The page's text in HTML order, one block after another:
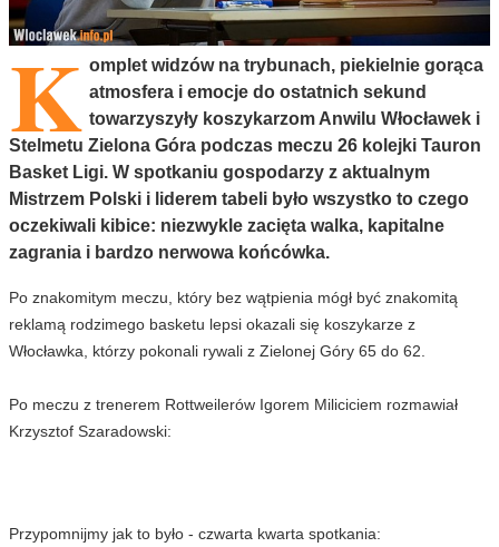
K omplet widzów na trybunach, piekielnie gorąca
atmosfera i emocje do ostatnich sekund
towarzyszyły koszykarzom Anwilu Włocławek i
Stelmetu Zielona Góra podczas meczu 26 kolejki Tauron
Basket Ligi. W spotkaniu gospodarzy z aktualnym
Mistrzem Polski i liderem tabeli było wszystko to czego
oczekiwali kibice: niezwykle zacięta walka, kapitalne
zagrania i bardzo nerwowa końcówka.
Po znakomitym meczu, który bez wątpienia mógł być znakomitą
reklamą rodzimego basketu lepsi okazali się koszykarze z
Włocławka, którzy pokonali rywali z Zielonej Góry 65 do 62.
Po meczu z trenerem Rottweilerów Igorem Miliciciem rozmawiał
Krzysztof Szaradowski:
Przypomnijmy jak to było - czwarta kwarta spotkania: